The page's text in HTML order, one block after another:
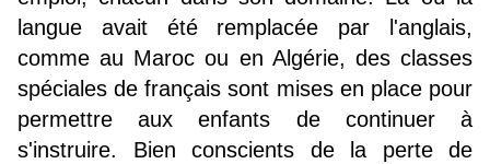
langue avait été remplacée par l'anglais,
comme au Maroc ou en Algérie, des classes
spéciales de français sont mises en place pour
permettre aux enfants de continuer à
s'instruire. Bien conscients de la perte de